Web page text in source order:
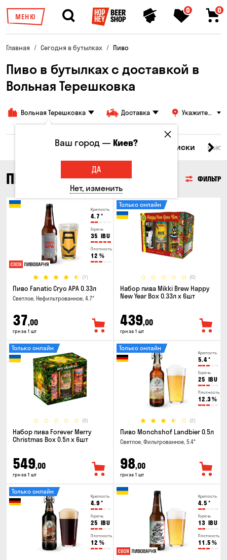
МЕНЮ
0 0
Главная Сегодня в бутылках Пиво
Пиво в бутылках с доставкой в
Вольная Терешковка
Вольная Терешковка Доставка
Укажите
Все товары Пиво Сидр Виски
ПИВО ФИЛЬТР
Крепость
4.7 °
Горечь
35 IBU
Плотность
12 %
(1)
Пиво Fanatic Cryo APA 0.33л
Светлое, Нефильтрованное, 4.7°
37,00
грн за 1 шт
(0)
Только онлайн
Набор пива Mikki Brew Happy
New Year Box 0.33л x 6шт
439,00
грн за 1 шт
(0)
Только онлайн
Набор пива Forever Merry
Christmas Box 0.5л x 6шт
549,00
грн за 1 шт
Крепость
5.4°
Горечь
25 IBU
Плотность
12.3%
(2)
Только онлайн
Пиво Monchshof Landbier 0.5л
Светлое, Фильтрованное, 5.4°
98,00
грн за 1 шт
Крепость
4.9 °
Горечь
25 IBU
Плотность
12 %
Только онлайн
Крепость
4.5 °
Горечь
13 IBU
Плотность
11.5 %
Ваш город —Киев?
ДА
Нет, изменить